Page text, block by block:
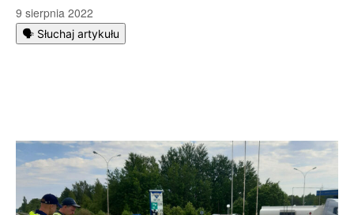
9 sierpnia 2022
🗣️ Słuchaj artykułu